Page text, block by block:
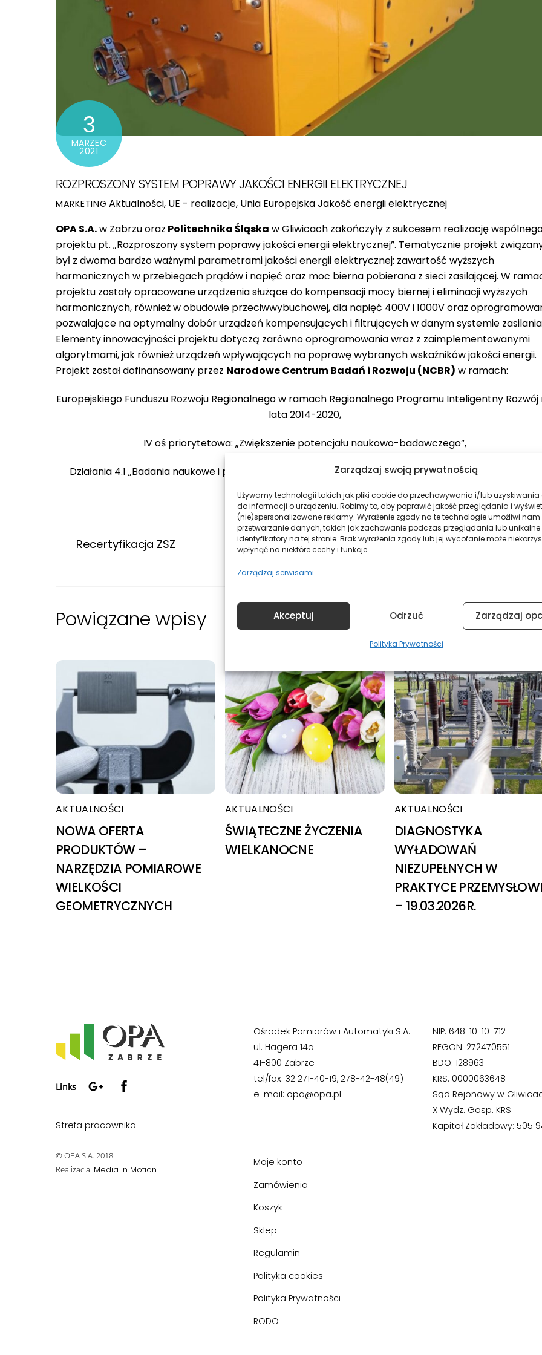
Zarządzaj swoją prywatnością
Używamy technologii takich jak pliki cookie do przechowywania i/lub uzyskiwania
do informacji o urządzeniu. Robimy to, aby poprawić jakość przeglądania i
(nie)spersonalizowane reklamy. Wyrażenie zgody na te technologie umożliwi nam
przetwarzanie danych, takich jak zachowanie podczas przeglądania lub unikalne
identyfikatory na tej stronie. Brak wyrażenia zgody lub jej wycofanie może
wpłynąć na niektóre cechy i funkcje.
Zarządzaj serwisami
Akceptuj Odrzuć Zarządzaj
Polityka Prywatności
3
MARZEC
2021
ROZPROSZONY SYSTEM POPRAWY JAKOŚCI ENERGII ELEKTRYCZNEJ
MARKETING Aktualności, UE - realizacje, Unia EuropejskaJakość energii elektrycznej
OPA S.A.w Zabrzu oraz Politechnika Śląska w Gliwicach zakończyły z sukcesem realizację
projektu pt. „Rozproszony system poprawy jakości energii elektrycznej”. Tematycznie projekt
był z dwoma bardzo ważnymi parametrami jakości energii elektrycznej: zawartość wyższych
harmonicznych w przebiegach prądów i napięć oraz moc bierna pobierana z sieci zasilającej. W
projektu zostały opracowane urządzenia służące do kompensacji mocy biernej i eliminacji wyższych
harmonicznych, również w obudowie przeciwwybuchowej, dla napięć 400V i 1000V oraz
pozwalające na optymalny dobór urządzeń kompensujących i filtrujących w danym systemie
Elementy innowacyjności projektu dotyczą zarówno oprogramowania wraz z zaimplementowanymi
algorytmami, jak również urządzeń wpływających na poprawę wybranych wskaźników jakości energii.
Projekt został dofinansowany przez Narodowe Centrum Badań i Rozwoju (NCBR) w ramach:
Europejskiego Funduszu Rozwoju Regionalnego w ramach Regionalnego Programu Inteligentny Rozwój
lata 2014-2020,
IV oś priorytetowa: „Zwiększenie potencjału naukowo-badawczego”,
Działania 4.1 „Badania naukowe i prace rozwojowe”, Poddziałania 4.1.2 „Regionalne agendy naukowo-
Recertyfikacja ZSZ NextSnn – program do obliczeń sieci niskiego napięcia
Powiązane wpisy
AKTUALNOŚCI
NOWA OFERTA
PRODUKTÓW –
NARZĘDZIA POMIAROWE
WIELKOŚCI
GEOMETRYCZNYCH
AKTUALNOŚCI
ŚWIĄTECZNE ŻYCZENIA
WIELKANOCNE
AKTUALNOŚCI
DIAGNOSTYKA
WYŁADOWAŃ
NIEZUPEŁNYCH W
PRAKTYCE
– 19.03.2026R.
Links
Google+
Strefa pracownika
© OPA S.A. 2018
Realizacja: Media in Motion
Ośrodek Pomiarów i Automatyki S.A.
ul. Hagera 14a
41-800 Zabrze
tel/fax: 32 271-40-19, 278-42-48(49)
e-mail: opa@opa.pl
NIP: 648-10-10-712
REGON: 272470551
BDO: 128963
KRS: 0000063648
Sąd Rejonowy w
X Wydz. Gosp. KRS
Kapitał Zakładowy: 505
Moje konto
Zamówienia
Koszyk
Sklep
Regulamin
Polityka cookies
Polityka Prywatności
RODO